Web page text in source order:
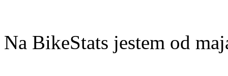
Na BikeStats jestem od